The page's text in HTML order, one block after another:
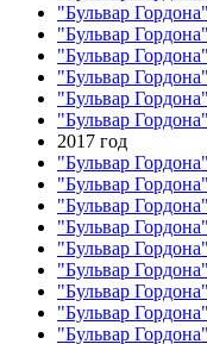
"Бульвар
"Бульвар
"Бульвар
"Бульвар
"Бульвар
"Бульвар
2017 год
"Бульвар
"Бульвар
"Бульвар
"Бульвар
"Бульвар
"Бульвар
"Бульвар
"Бульвар
"Бульвар